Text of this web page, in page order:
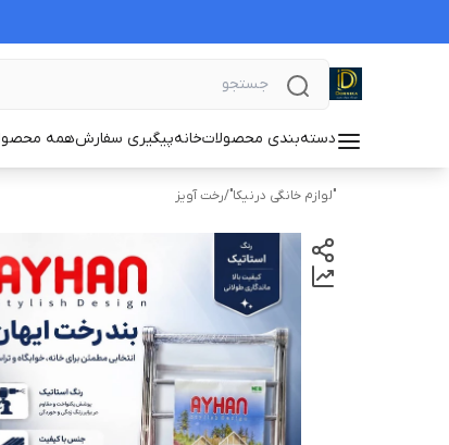
دسته‌بندی محصولاتخانهپیگیری سفارشهمه
"لوازم خانگی درنیکا"/رخت آویز